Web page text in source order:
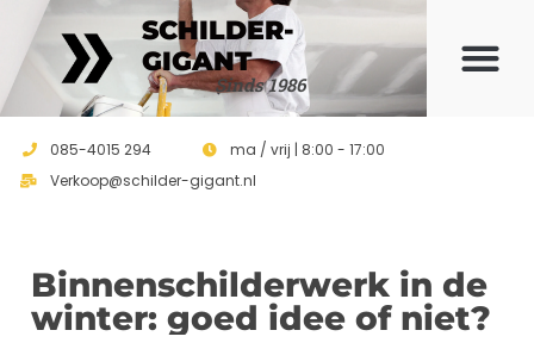
SCHILDER-
GIGANT
Sinds 1986
085-4015 294
ma / vrij | 8:00 - 17:00
Verkoop@schilder-gigant.nl
Binnenschilderwerk in de
winter: goed idee of niet?